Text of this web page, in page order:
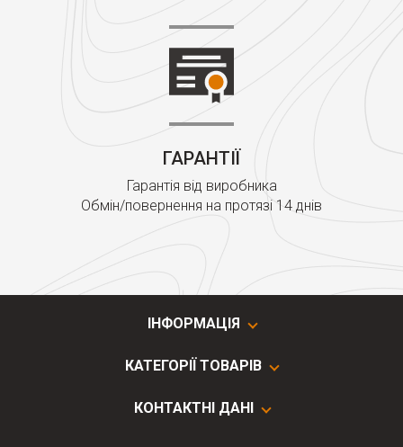
ГАРАНТІЇ
Гарантія від виробника
Обмін/повернення на протязі 14 днів
ІНФОРМАЦІЯ
КАТЕГОРІЇ ТОВАРІВ
КОНТАКТНІ ДАНІ